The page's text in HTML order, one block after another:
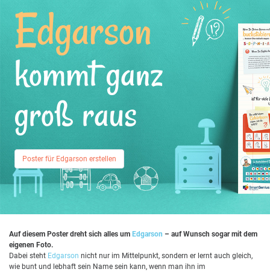
Edgarson
kommt ganz
groß raus
Poster für Edgarson erstellen
Auf diesem Poster dreht sich alles um Edgarson – auf Wunsch sogar mit dem
eigenen Foto.
Dabei steht Edgarson nicht nur im Mittelpunkt, sondern er lernt auch gleich,
wie bunt und lebhaft sein Name sein kann, wenn man ihn im